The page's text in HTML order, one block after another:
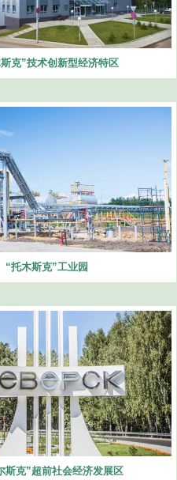
克”技术创新型经济特区
“托木斯克”工业园
斯克”超前社会经济发展区